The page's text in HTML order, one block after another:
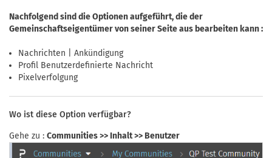
Nachfolgend sind die Optionen aufgeführt, die der
Gemeinschaftseigentümer von seiner Seite aus bearbeiten kann :
Nachrichten | Ankündigung
Profil Benutzerdefinierte Nachricht
Pixelverfolgung
Wo ist diese Option verfügbar?
Gehe zu : Communities >> Inhalt >> Benutzer